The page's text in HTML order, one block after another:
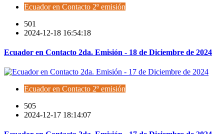
Ecuador en Contacto 2º emisión
501
2024-12-18 16:54:18
Ecuador en Contacto 2da. Emisión - 18 de Diciembre de 2024
Ecuador en Contacto 2º emisión
505
2024-12-17 18:14:07